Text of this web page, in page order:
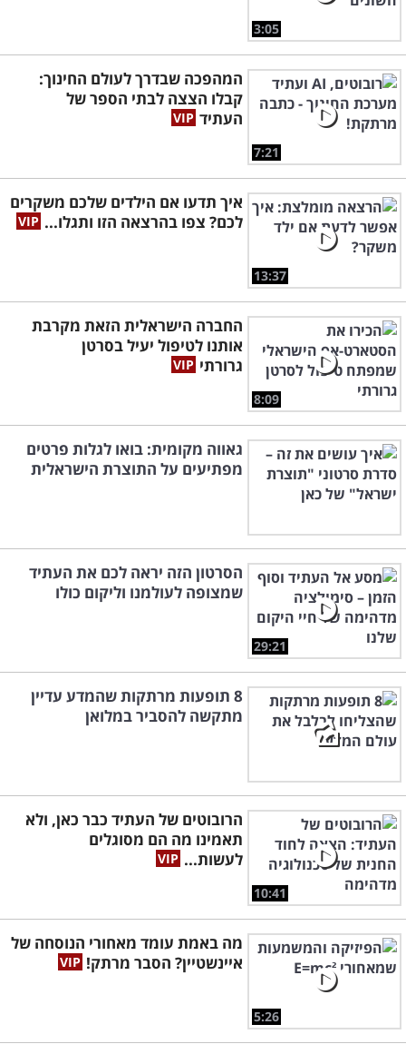
3:05
7:21
המהפכה שבדרך לעולם החינוך:
קבלו הצצה לבתי הספר של
העתיד
13:37
איך תדעו אם הילדים שלכם משקרים
לכם? צפו בהרצאה הזו ותגלו...
8:09
החברה הישראלית הזאת מקרבת
אותנו לטיפול יעיל בסרטן
גרורתי
גאווה מקומית: בואו לגלות פרטים
מפתיעים על התוצרת הישראלית
29:21
הסרטון הזה יראה לכם את העתיד
שמצופה לעולמנו וליקום כולו
8 תופעות מרתקות שהמדע עדיין
מתקשה להסביר במלואן
10:41
הרובוטים של העתיד כבר כאן, ולא
תאמינו מה הם מסוגלים
לעשות...
5:26
מה באמת עומד מאחורי הנוסחה של
איינשטיין? הסבר מרתק!